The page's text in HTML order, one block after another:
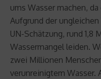
ums Wasser machen,
Aufgrund der
UN-Schätzung, rund 1,8
Wassermangel leiden.
zwei Millionen
verunreinigtem Wasser.